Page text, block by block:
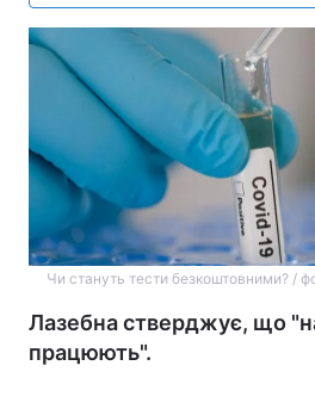
Чи стануть тести безкоштовними? /
Лазебна стверджує, що
працюють".